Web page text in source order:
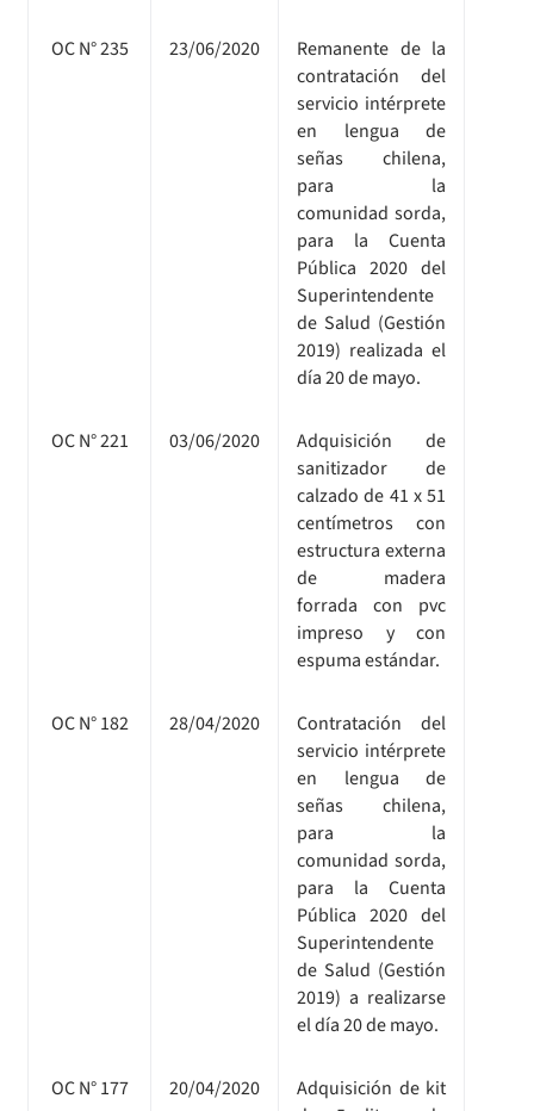
OC N° 235 23/06/2020
Remanente de la
contratación del
servicio intérprete
en lengua de
señas chilena,
para la
comunidad sorda,
para la Cuenta
Pública 2020 del
Superintendente
de Salud (Gestión
2019) realizada el
día 20 de mayo.
OC N° 221 03/06/2020
Adquisición de
sanitizador de
calzado de 41 x 51
centímetros con
estructura externa
de madera
forrada con pvc
impreso y con
espuma estándar.
OC N° 182 28/04/2020
Contratación del
servicio intérprete
en lengua de
señas chilena,
para la
comunidad sorda,
para la Cuenta
Pública 2020 del
Superintendente
de Salud (Gestión
2019) a realizarse
el día 20 de mayo.
OC N° 177 20/04/2020
Adquisición de kit